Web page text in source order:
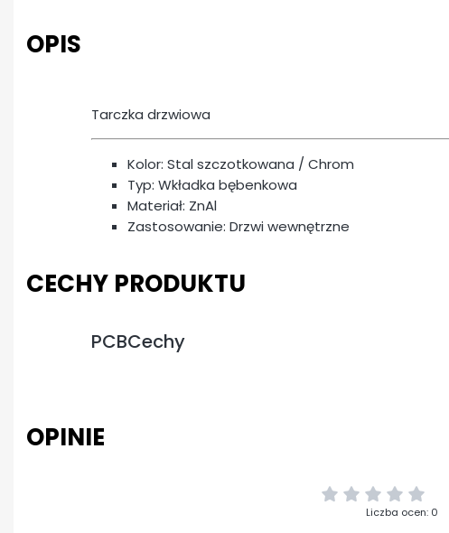
OPIS
Tarczka drzwiowa
Kolor: Stal szczotkowana / Chrom
Typ: Wkładka bębenkowa
Materiał: ZnAl
Zastosowanie: Drzwi wewnętrzne
CECHY PRODUKTU
PCBCechy
OPINIE
Liczba ocen: 0